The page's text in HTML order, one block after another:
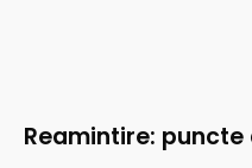
Reamintire: